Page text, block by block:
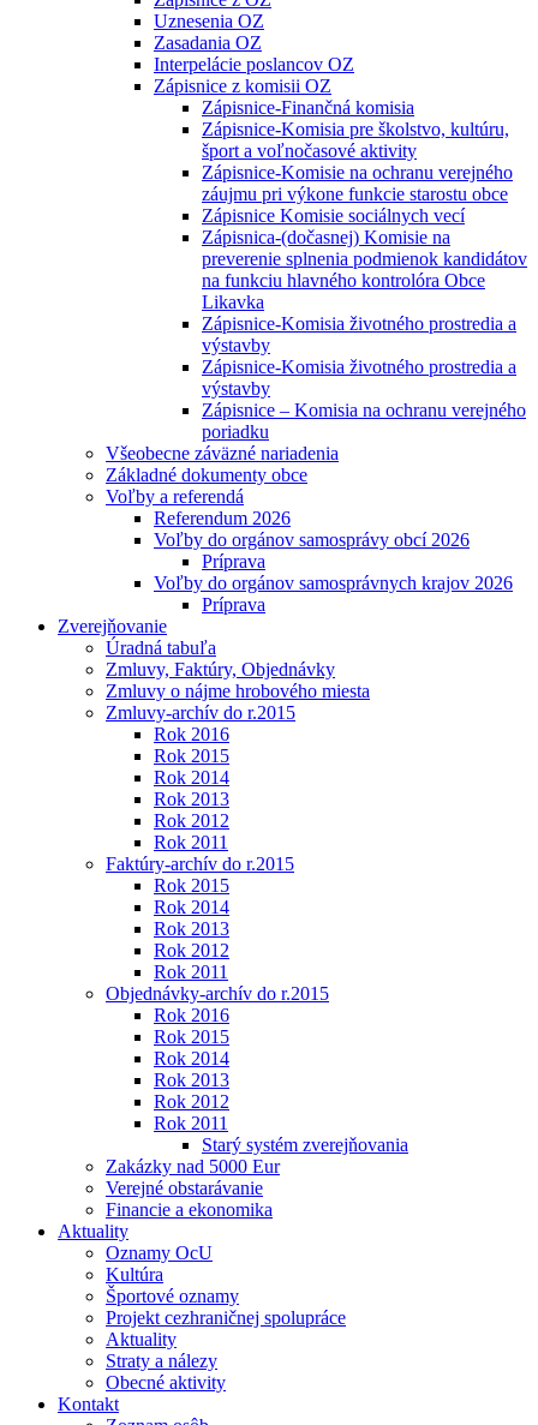
Uznesenia OZ
Zasadania OZ
Interpelácie poslancov OZ
Zápisnice z komisii OZ
Zápisnice-Finančná komisia
Zápisnice-Komisia pre školstvo, kultúru,
šport a voľnočasové aktivity
Zápisnice-Komisie na ochranu verejného
záujmu pri výkone funkcie starostu obce
Zápisnice Komisie sociálnych vecí
Zápisnica-(dočasnej) Komisie na
preverenie splnenia podmienok kandidátov
na funkciu hlavného kontrolóra Obce
Likavka
Zápisnice-Komisia životného prostredia a
výstavby
Zápisnice-Komisia životného prostredia a
výstavby
Zápisnice – Komisia na ochranu verejného
poriadku
Všeobecne záväzné nariadenia
Základné dokumenty obce
Voľby a referendá
Referendum 2026
Voľby do orgánov samosprávy obcí 2026
Príprava
Voľby do orgánov samosprávnych krajov 2026
Príprava
Zverejňovanie
Úradná tabuľa
Zmluvy, Faktúry, Objednávky
Zmluvy o nájme hrobového miesta
Zmluvy-archív do r.2015
Rok 2016
Rok 2015
Rok 2014
Rok 2013
Rok 2012
Rok 2011
Faktúry-archív do r.2015
Rok 2015
Rok 2014
Rok 2013
Rok 2012
Rok 2011
Objednávky-archív do r.2015
Rok 2016
Rok 2015
Rok 2014
Rok 2013
Rok 2012
Rok 2011
Starý systém zverejňovania
Zakázky nad 5000 Eur
Verejné obstarávanie
Financie a ekonomika
Aktuality
Oznamy OcU
Kultúra
Športové oznamy
Projekt cezhraničnej spolupráce
Aktuality
Straty a nálezy
Obecné aktivity
Kontakt